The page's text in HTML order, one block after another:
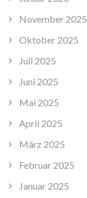
November 2025
Oktober 2025
Juli 2025
Juni 2025
Mai 2025
April 2025
März 2025
Februar 2025
Januar 2025